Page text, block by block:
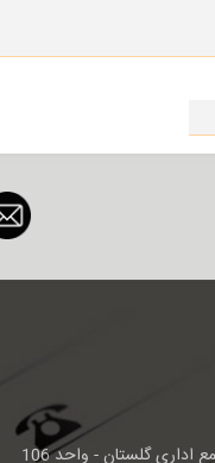
گلستان - واحد 106